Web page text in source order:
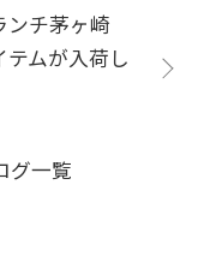
ンチ茅ヶ崎
ムが入荷し
グ一覧